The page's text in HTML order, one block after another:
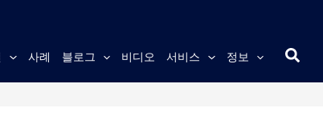
사례 블로그 비디오 서비스 정보
검
색